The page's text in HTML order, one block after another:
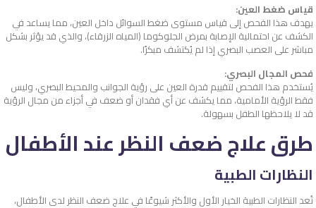
قياس ضغط العين:
يهدف هذا الفحص إلى قياس مستوى ضغط السوائل داخل العين، مما يساعد في
الكشف عن احتمالية الإصابة بمرض الجلوكوما (المياه الزرقاء)، والذي قد يؤثر بشكل
مباشر على العصب البصري إذا لم يُكتشف مبكرًا.
فحص المجال البصري:
يُستخدم هذا الفحص لتقييم قدرة العين على رؤية الجوانب والمحيط البصري، وليس
فقط الرؤية الأمامية، مما يكشف عن أي فقدان أو ضعف في أجزاء من مجال الرؤية
قد لا يلاحظها الطفل بسهولة.
طرق علاج ضعف النظر عند الأطفال
النظارات الطبية
تُعد النظارات الطبية الخيار الأول والأكثر شيوعًا في علاج ضعف النظر لدى الأطفال،